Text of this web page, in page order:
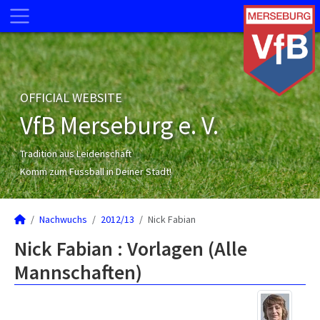
OFFICIAL WEBSITE
VfB Merseburg e. V.
Tradition aus Leidenschaft
Komm zum Fussball in Deiner Stadt!
Nachwuchs 2012/13 Nick Fabian
Nick Fabian : Vorlagen (Alle
Mannschaften)